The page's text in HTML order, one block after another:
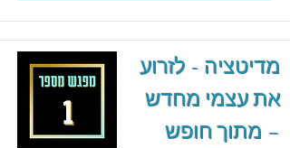
מדיטציה - לזרוע
את עצמי מחדש
– מתוך חופש